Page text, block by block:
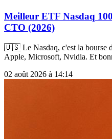
Meilleur ETF Nasdaq
CTO (2026)
🇺🇸 Le Nasdaq, c'est la bourse
Apple, Microsoft, Nvidia. Et
02 août 2026 à 14:14